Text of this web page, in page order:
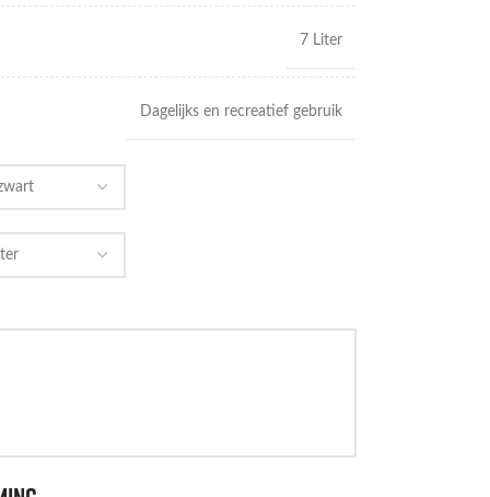
7 Liter
Dagelijks en recreatief gebruik